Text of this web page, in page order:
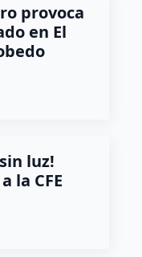
provoca
en El
luz!
la CFE